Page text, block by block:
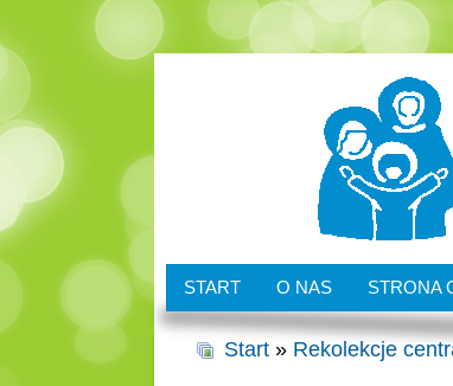
START O NAS STRONA
Start» Rekolekcje